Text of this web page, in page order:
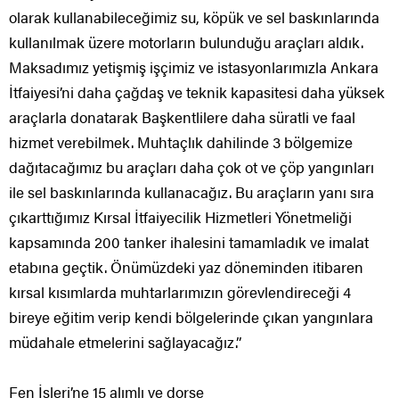
olarak kullanabileceğimiz su, köpük ve sel baskınlarında
kullanılmak üzere motorların bulunduğu araçları aldık.
Maksadımız yetişmiş işçimiz ve istasyonlarımızla Ankara
İtfaiyesi’ni daha çağdaş ve teknik kapasitesi daha yüksek
araçlarla donatarak Başkentlilere daha süratli ve faal
hizmet verebilmek. Muhtaçlık dahilinde 3 bölgemize
dağıtacağımız bu araçları daha çok ot ve çöp yangınları
ile sel baskınlarında kullanacağız. Bu araçların yanı sıra
çıkarttığımız Kırsal İtfaiyecilik Hizmetleri Yönetmeliği
kapsamında 200 tanker ihalesini tamamladık ve imalat
etabına geçtik. Önümüzdeki yaz döneminden itibaren
kırsal kısımlarda muhtarlarımızın görevlendireceği 4
bireye eğitim verip kendi bölgelerinde çıkan yangınlara
müdahale etmelerini sağlayacağız.”
Fen İşleri’ne 15 alımlı ve dorse